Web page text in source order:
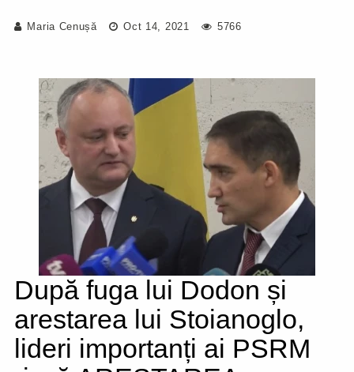
Maria Cenușă Oct 14, 2021 5766
După fuga lui Dodon și
arestarea lui Stoianoglo,
lideri importanți ai PSRM